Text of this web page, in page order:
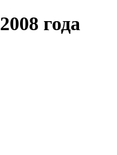
2008 года